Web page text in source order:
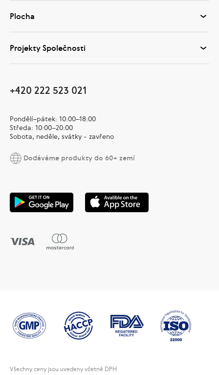
Plocha
Projekty Společnosti
+420 222 523 021
Pondělí–pátek: 10:00–18:00
Středa: 10:00–20:00
Sobota, neděle, svátky - zavřeno
Dodáváme produkty do 60+ zemí
Všechny ceny jsou uvedeny včetně DPH